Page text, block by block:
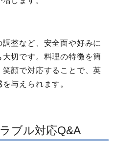
整など、安全面や好みに
切です。料理の特徴を簡
顔で対応することで、英
与えられます。
ブル対応Q&A